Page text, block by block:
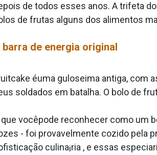
de todos esses anos. A trifeta
de frutas alguns dos alimentos
barra de energia original
éuma guloseima antiga, com
soldados em batalha. O bolo de
que vocêpode reconhecer como um
- foi provavelmente cozido pela
culina¡ria , e essas